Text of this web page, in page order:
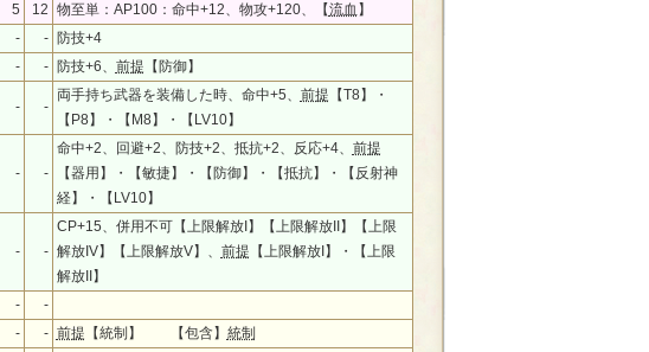
5 12 物至単：AP100：命中+12、物攻+120、【流血 】
- -
防技+4
- - 防技+6、 前提 【防御】
- -
両手持ち武器を装備した時、命中+5、 前提 【T8】・
【P8】・【M8】・【LV10】
- -
命中+2、回避+2、防技+2、抵抗+2、反応+4、 前提
【器用】・【敏捷】・【防御】・【抵抗】・【反射神
経】・【LV10】
- -
CP+15、併用不可【上限解放I】【上限解放II】【上限
解放IV】【上限解放V】、 前提 【上限解放I】・【上限
解放II】
-
-
- - 前提 【統制】 【包含】 統制